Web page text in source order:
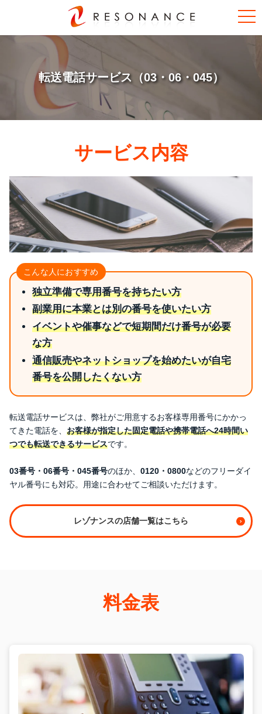
転送電話サービス（03・06・045）
サービス内容
こんな人におすすめ
独立準備で専用番号を持ちたい方
副業用に本業とは別の番号を使いたい方
イベントや催事などで短期間だけ番号が必要
な方
通信販売やネットショップを始めたいが自宅
番号を公開したくない方
転送電話サービスは、弊社がご用意するお客様専用番号にかかっ
てきた電話を、 お客様が指定した固定電話や携帯電話へ24時間い
つでも転送できるサービスです。
03番号・06番号・045番号のほか、 0120・0800などのフリーダイ
ヤル番号にも対応。用途に合わせてご相談いただけます。
レゾナンスの店舗一覧はこちら
料金表